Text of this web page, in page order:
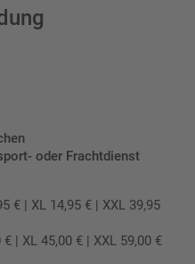
oder Frachtdienst
€ | XL 14,95 € | XXL 39,95
| XL 45,00 € | XXL 59,00 €